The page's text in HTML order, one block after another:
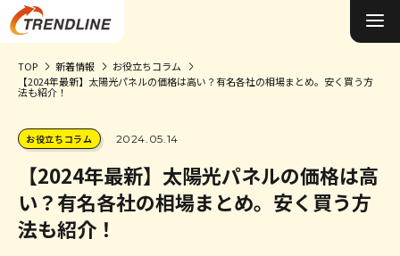
0円ソーラーについて
太陽光発電について
TOP 新着情報
お役立ちコラム
【2024年最新】太陽光パネルの価格は高い？有名各社の相場まとめ。安く買う方
法も紹介！
お役立ちコラム 2024.05.14
【2024年最新】太陽光パネルの価格は高
い？有名各社の相場まとめ。安く買う方
法も紹介！